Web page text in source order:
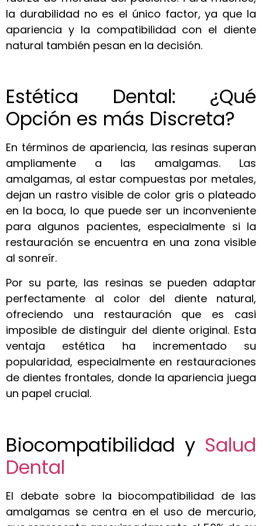
la durabilidad no es el único factor, ya que la
apariencia y la compatibilidad con el diente
natural también pesan en la decisión.
Estética Dental: ¿Qué
Opción es más Discreta?
En términos de apariencia, las resinas superan
ampliamente a las amalgamas. Las
amalgamas, al estar compuestas por metales,
dejan un rastro visible de color gris o plateado
en la boca, lo que puede ser un inconveniente
para algunos pacientes, especialmente si la
restauración se encuentra en una zona visible
al sonreír.
Por su parte, las resinas se pueden adaptar
perfectamente al color del diente natural,
ofreciendo una restauración que es casi
imposible de distinguir del diente original. Esta
ventaja estética ha incrementado su
popularidad, especialmente en restauraciones
de dientes frontales, donde la apariencia juega
un papel crucial.
Biocompatibilidad y Salud
Dental
El debate sobre la biocompatibilidad de las
amalgamas se centra en el uso de mercurio,